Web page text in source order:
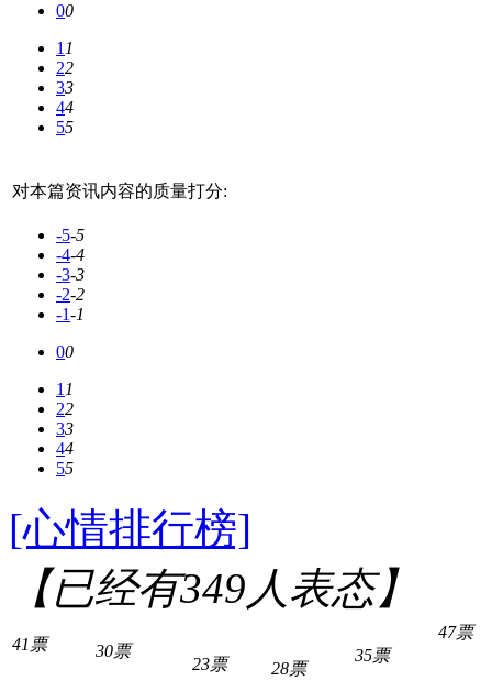
00
11
22
33
44
55
对本篇资讯内容的质量打分:
-5-5
-4-4
-3-3
-2-2
-1-1
00
11
22
33
44
55
[心情排行榜]
【已经有349人表态】
41票 30票
23票 28票
35票
47票